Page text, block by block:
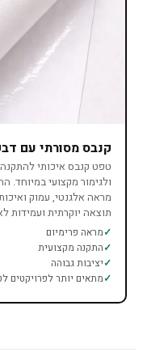
קנבס מסורתי עם
טפט קנבס איכותי
ולגימור מקצועי במיוחד.
מראה אלגנטי, עמוק
תוצאה יוקרתית ועמידות
מראה פרימיום
התקנה מקצועית
יציבות גבוהה
מתאים יותר לפרויקטים